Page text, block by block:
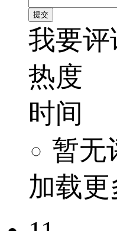
我要评
热度
时间
暂无
加载